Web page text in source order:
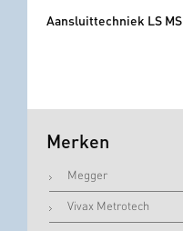
Aansluittechniek LS MS
Merken
Megger
Vivax Metrotech